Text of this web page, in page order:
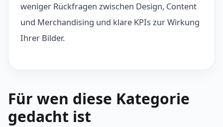
weniger Rückfragen zwischen Design, Content
und Merchandising und klare KPIs zur Wirkung
Ihrer Bilder.
Für wen diese Kategorie
gedacht ist